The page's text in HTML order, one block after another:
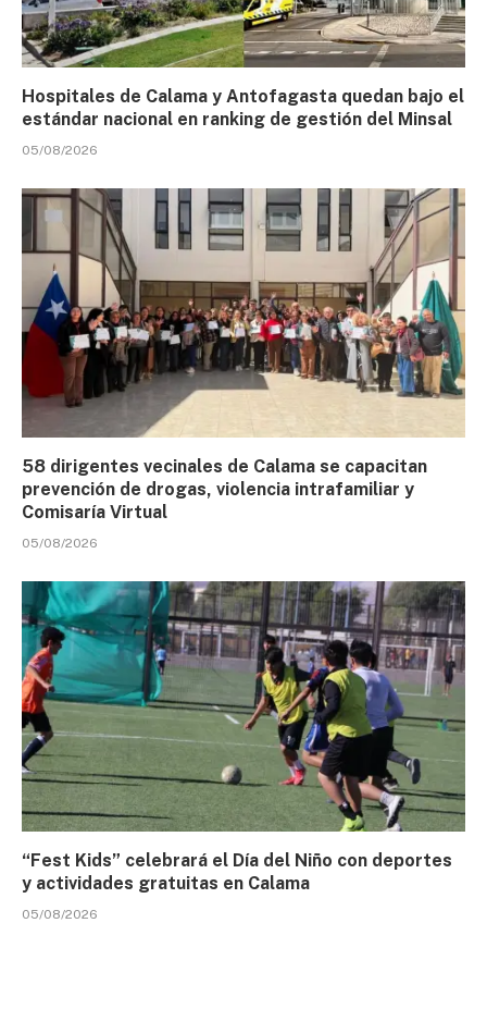
Hospitales de Calama y Antofagasta quedan bajo el
estándar nacional en ranking de gestión del Minsal
05/08/2026
58 dirigentes vecinales de Calama se capacitan
prevención de drogas, violencia intrafamiliar y
Comisaría Virtual
05/08/2026
“Fest Kids” celebrará el Día del Niño con deportes
y actividades gratuitas en Calama
05/08/2026